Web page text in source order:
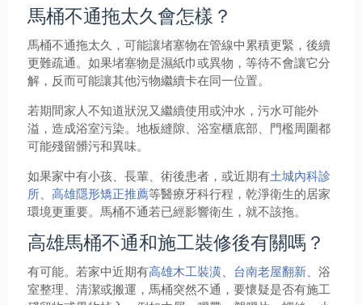
馬桶不通拖太久會怎樣？
馬桶不通拖太久，可能讓堵塞物在管線中累積更緊，後續
更難疏通。如果堵塞物是濕紙巾或異物，等待不會讓它分
解，反而可能讓其他污物繼續卡在同一位置。
若期間家人不知道狀況又繼續使用或沖水，污水可能外
溢，造成浴室污染。地板縫隙、浴室櫃底部、門檻周圍都
可能殘留髒污和異味。
如果家中有小孩、長輩、術後患者，或近期有土城內科診
所、 高雄隱形矯正推薦等醫療牙科行程，乾淨衛生的居家
環境更重要。馬桶不通若已經影響衛生，就不該拖。
高雄馬桶不通和施工裝修後有關嗎？
有可能。若家中近期有高雄木工裝潢、 台南老屋翻新、浴
室整理、清潔或搬運，馬桶突然不通，要懷疑是否有施工